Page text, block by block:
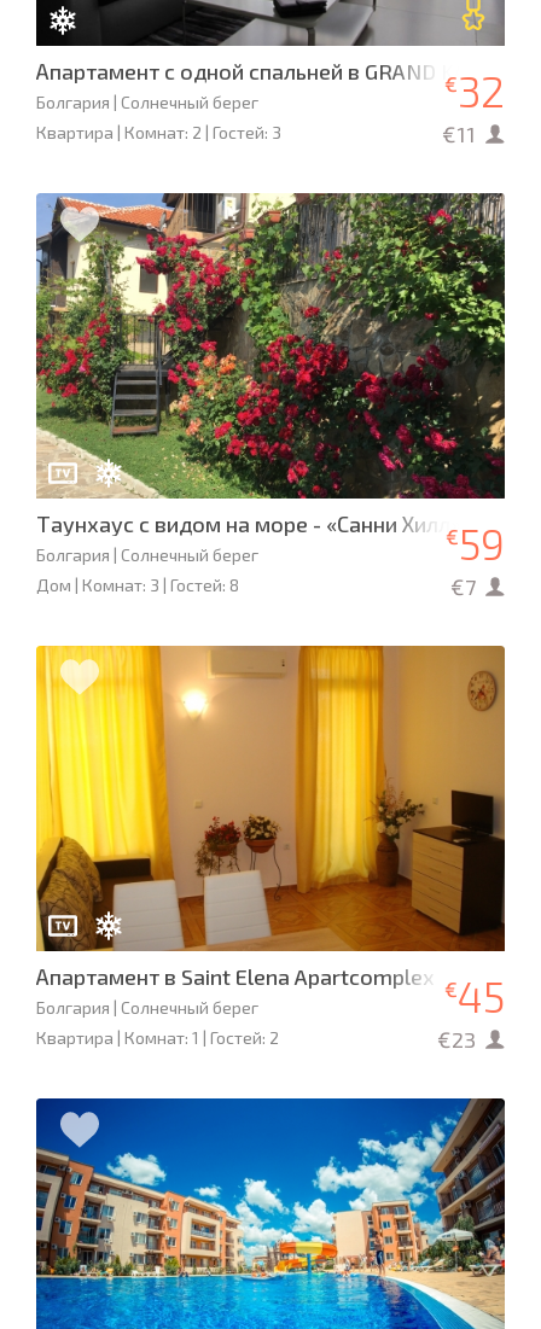
Апартамент с одной спальней в GRAND KAMELIA
Болгария | Солнечный берег
Квартира | Комнат: 2 | Гостей: 3
€32
€11
Таунхаус с видом на море - «Санни Хилл»
Болгария | Солнечный берег
Дом | Комнат: 3 | Гостей: 8
€59
€7
Апартамент в Saint Elena Apartcomplex
Болгария | Солнечный берег
Квартира | Комнат: 1 | Гостей: 2
€45
€23